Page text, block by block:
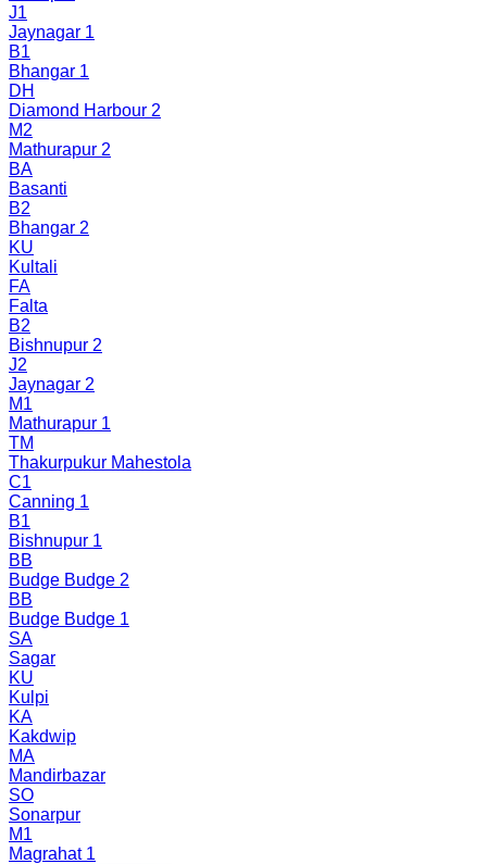
J1
Jaynagar 1
B1
Bhangar 1
DH
Diamond Harbour 2
M2
Mathurapur 2
BA
Basanti
B2
Bhangar 2
KU
Kultali
FA
Falta
B2
Bishnupur 2
J2
Jaynagar 2
M1
Mathurapur 1
TM
Thakurpukur Mahestola
C1
Canning 1
B1
Bishnupur 1
BB
Budge Budge 2
BB
Budge Budge 1
SA
Sagar
KU
Kulpi
KA
Kakdwip
MA
Mandirbazar
SO
Sonarpur
M1
Magrahat 1